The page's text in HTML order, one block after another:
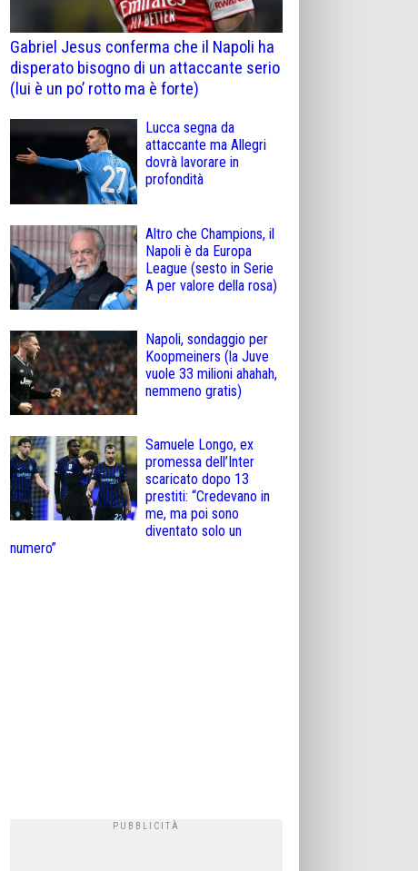
Gabriel Jesus conferma che il Napoli ha
disperato bisogno di un attaccante serio
(lui è un po’ rotto ma è forte)
Lucca segna da
attaccante ma Allegri
dovrà lavorare in
profondità
Altro che Champions, il
Napoli è da Europa
League (sesto in Serie
A per valore della rosa)
Napoli, sondaggio per
Koopmeiners (la Juve
vuole 33 milioni ahahah,
nemmeno gratis)
Samuele Longo, ex
promessa dell’Inter
scaricato dopo 13
prestiti: “Credevano in
me, ma poi sono
diventato solo un
numero”